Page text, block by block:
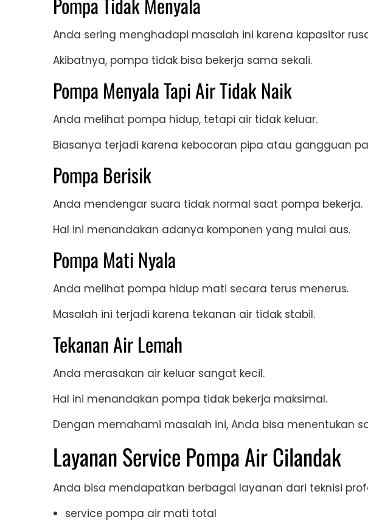
Anda sering menghadapi masalah ini karena kapasitor
Akibatnya, pompa tidak bisa bekerja sama sekali.
Pompa Menyala Tapi Air Tidak Naik
Anda melihat pompa hidup, tetapi air tidak keluar.
Biasanya terjadi karena kebocoran pipa atau gangguan
Pompa Berisik
Anda mendengar suara tidak normal saat pompa bekerja.
Hal ini menandakan adanya komponen yang mulai aus.
Pompa Mati Nyala
Anda melihat pompa hidup mati secara terus menerus.
Masalah ini terjadi karena tekanan air tidak stabil.
Tekanan Air Lemah
Anda merasakan air keluar sangat kecil.
Hal ini menandakan pompa tidak bekerja maksimal.
Dengan memahami masalah ini, Anda bisa menentukan
Layanan Service Pompa Air Cilandak
Anda bisa mendapatkan berbagai layanan dari teknisi
service pompa air mati total